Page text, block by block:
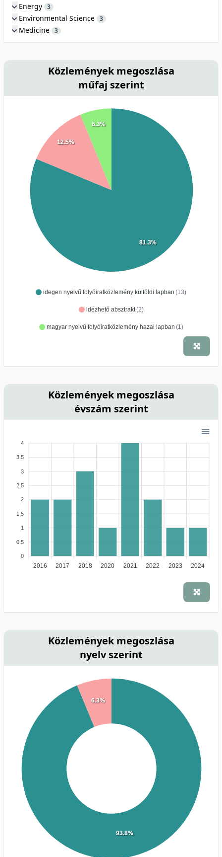
Energy 3
Environmental Science 3
Medicine 3
Közlemények megoszlása
műfaj szerint
idegen nyelvű folyóiratközlemény külföldi lapban (13)
idézhető absztrakt(2)
magyar nyelvű folyóiratközlemény hazai lapban (1)
81.3%
12.5%
6.3%
Közlemények megoszlása
évszám szerint
4
3.5
3
2.5
2
1.5
1
0.5
0
2016 2017 2018 2020 2021 2022 2023 2024
Közlemények megoszlása
nyelv szerint
93.8%
6.3%